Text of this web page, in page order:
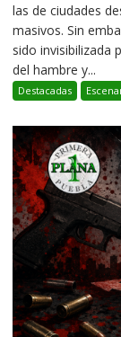
las de ciudades
masivos. Sin
sido invisibilizada
del hambre y...
Destacadas